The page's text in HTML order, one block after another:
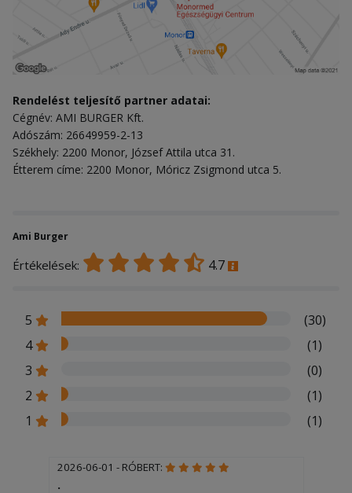
Rendelést teljesítő partner adatai:
Cégnév: AMI BURGER Kft.
Adószám: 26649959-2-13
Székhely: 2200 Monor, József Attila utca 31.
Étterem címe: 2200 Monor, Móricz Zsigmond utca 5.
Ami Burger
Értékelések: 4.7
5
(30)
4
(1)
3
(0)
2
(1)
1
(1)
2026-06-01 - RÓBERT:
.